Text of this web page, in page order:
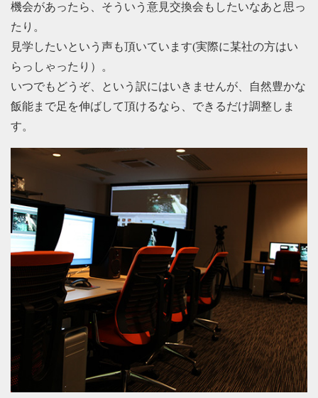
機会があったら、そういう意見交換会もしたいなあと思っ
たり。
見学したいという声も頂いています(実際に某社の方はい
らっしゃったり）。
いつでもどうぞ、という訳にはいきませんが、自然豊かな
飯能まで足を伸ばして頂けるなら、できるだけ調整しま
す。